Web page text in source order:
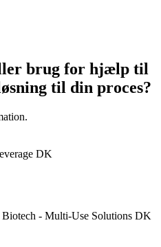
brug for hjælp til
til din proces?
DK
Biotech - Multi-Use Solutions DK